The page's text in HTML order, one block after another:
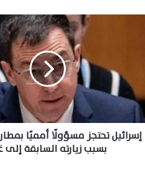
إسرائيل تحتجز مسؤولًا أمميًا
بسبب زيارته السابقة إلى